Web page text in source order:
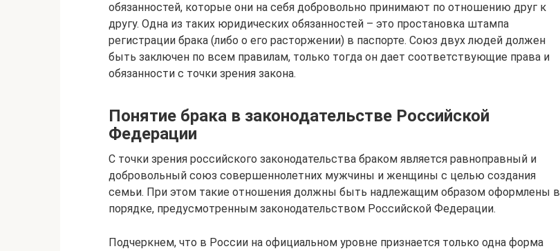
обязанностей, которые они на себя добровольно принимают по отношению друг к
другу. Одна из таких юридических обязанностей – это простановка штампа
регистрации брака (либо о его расторжении) в паспорте. Союз двух людей должен
быть заключен по всем правилам, только тогда он дает соответствующие права и
обязанности с точки зрения закона.
Понятие брака в законодательстве Российской
Федерации
С точки зрения российского законодательства браком является равноправный и
добровольный союз совершеннолетних мужчины и женщины с целью создания
семьи. При этом такие отношения должны быть надлежащим образом оформлены в
порядке, предусмотренным законодательством Российской Федерации.
Подчеркнем, что в России на официальном уровне признается только одна форма